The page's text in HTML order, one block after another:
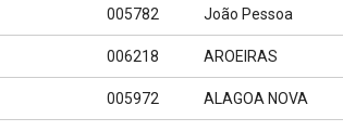
005782 João Pessoa
006218 AROEIRAS
005972 ALAGOA NOVA